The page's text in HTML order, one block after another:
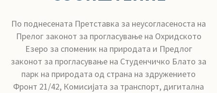
По поднесената Претставка за неусогласеноста на
Прелог законот за прогласување на Охридското
Езеро за споменик на природата и Предлог
законот за прогласување на Студенчичко Блато за
парк на природата од страна на здружението
Фронт 21/42, Комисијата за транспорт, дигитална